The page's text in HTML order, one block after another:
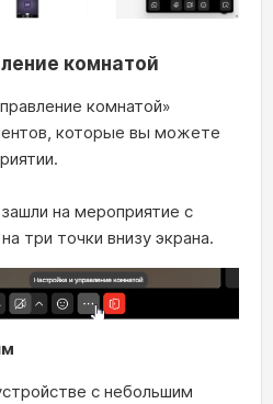
комнатой
комнатой»
которые вы можете
на мероприятие с
три точки внизу экрана.
с небольшим